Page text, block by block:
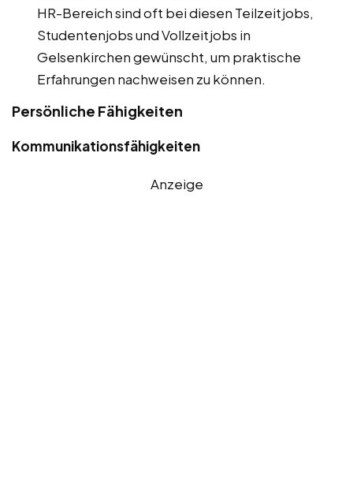
HR-Bereich sind oft bei diesen Teilzeitjobs,
Studentenjobs und Vollzeitjobs in
Gelsenkirchen gewünscht, um praktische
Erfahrungen nachweisen zu können.
Persönliche Fähigkeiten
Kommunikationsfähigkeiten
Anzeige